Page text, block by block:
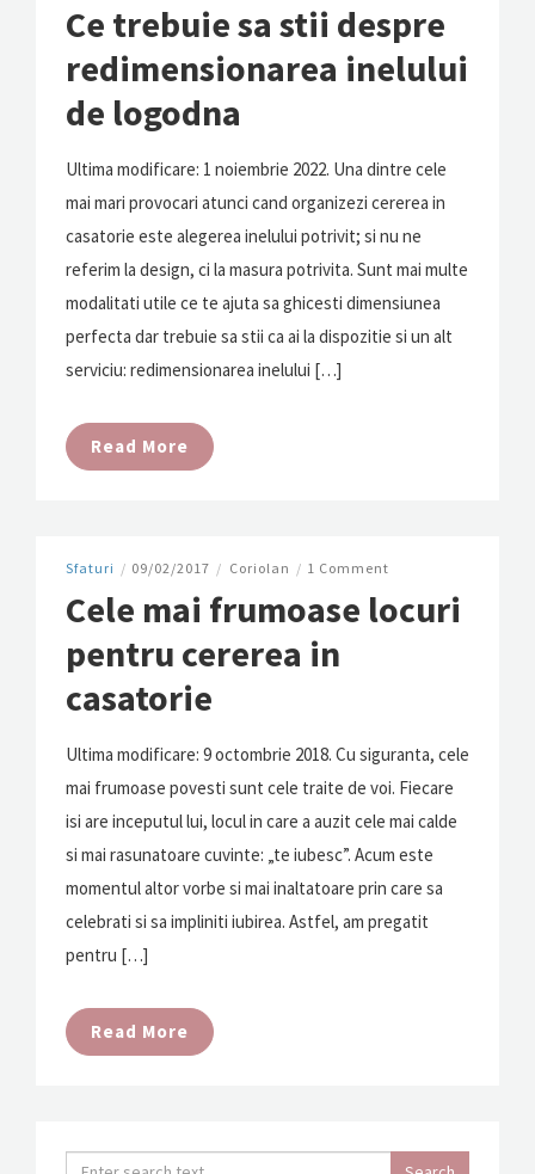
Ce trebuie sa stii despre
redimensionarea inelului
de logodna
Ultima modificare: 1 noiembrie 2022. Una dintre cele
mai mari provocari atunci cand organizezi cererea in
casatorie este alegerea inelului potrivit; si nu ne
referim la design, ci la masura potrivita. Sunt mai multe
modalitati utile ce te ajuta sa ghicesti dimensiunea
perfecta dar trebuie sa stii ca ai la dispozitie si un alt
serviciu: redimensionarea inelului […]
Read More
Sfaturi / 09/02/2017 / Coriolan / 1 Comment
Cele mai frumoase locuri
pentru cererea in
casatorie
Ultima modificare: 9 octombrie 2018. Cu siguranta, cele
mai frumoase povesti sunt cele traite de voi. Fiecare
isi are inceputul lui, locul in care a auzit cele mai calde
si mai rasunatoare cuvinte: „te iubesc”. Acum este
momentul altor vorbe si mai inaltatoare prin care sa
celebrati si sa impliniti iubirea. Astfel, am pregatit
pentru […]
Read More